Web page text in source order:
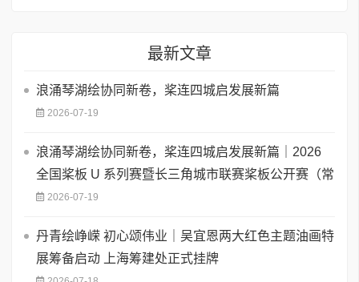
最新文章
浪涌琴湖绘协同新卷，桨连四城启发展新篇
2026-07-19
浪涌琴湖绘协同新卷，桨连四城启发展新篇｜2026
全国桨板 U 系列赛暨长三角城市联赛桨板公开赛（常
2026-07-19
丹青绘峥嵘 初心颂伟业｜吴宜恩两大红色主题油画特
展筹备启动 上海筹建处正式挂牌